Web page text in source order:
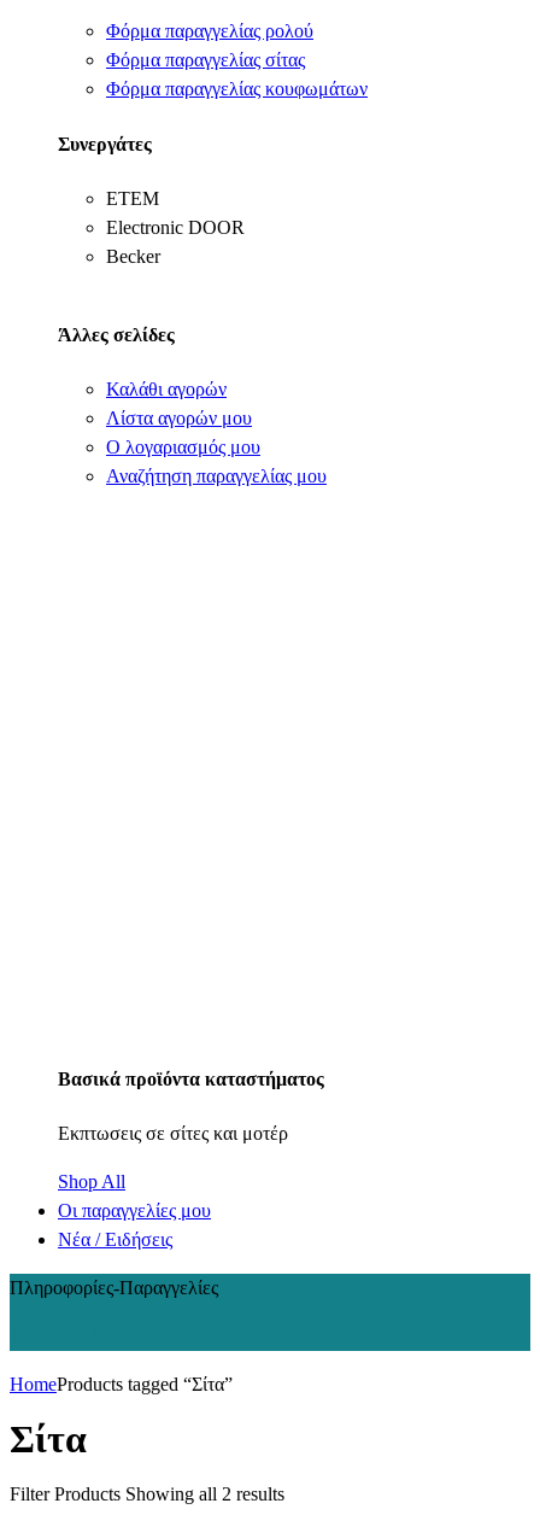
Φόρμα παραγγελίας ρολού
Φόρμα παραγγελίας σίτας
Φόρμα παραγγελίας κουφωμάτων
Συνεργάτες
ΕΤΕΜ
Electronic DOOR
Becker
Άλλες σελίδες
Καλάθι αγορών
Λίστα αγορών μου
Ο λογαριασμός μου
Αναζήτηση παραγγελίας μου
Βασικά προϊόντα καταστήματος
Εκπτωσεις σε σίτες και μοτέρ
Shop All
Οι παραγγελίες μου
Νέα / Ειδήσεις
Πληροφορίες-Παραγγελίες
HomeProducts tagged “Σίτα”
Σίτα
Filter Products Showing all 2 results